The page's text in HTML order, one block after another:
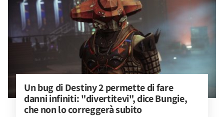
Un bug di Destiny 2 permette di fare
danni infiniti: "divertitevi", dice Bungie,
che non lo correggerà subito